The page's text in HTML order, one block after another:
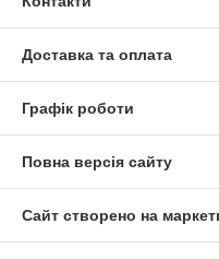
Доставка та оплата
Графік роботи
Повна версія сайту
Сайт створено на